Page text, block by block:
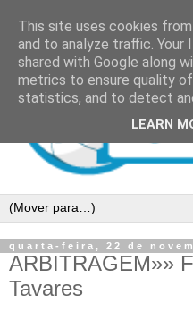
quarta-feira, 22 de
ARBITRAGEM»»
Tavares
This site uses cookies
and to analyze traffic. Your
shared with Google along
metrics to ensure quality
statistics, and to detect
LEARN